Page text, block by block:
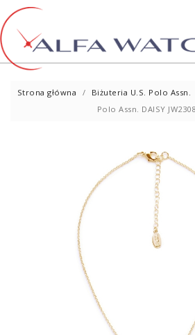
Strona główna Biżuteria U.S. Polo Assn.
Polo Assn. DAISY